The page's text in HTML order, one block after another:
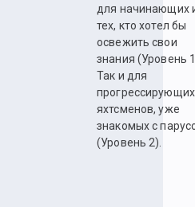
для начинающих
тех, кто хотел бы
освежить свои
знания (Уровень
Так и для
прогрессирующих
яхтсменов, уже
знакомых с
(Уровень 2).